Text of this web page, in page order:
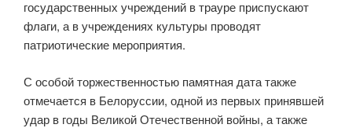
государственных учреждений в трауре приспускают
флаги, а в учреждениях культуры проводят
патриотические мероприятия.
С особой торжественностью памятная дата также
отмечается в Белоруссии, одной из первых принявшей
удар в годы Великой Отечественной войны, а также